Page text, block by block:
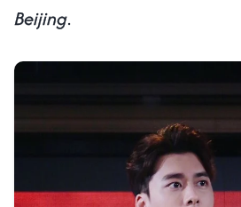
Beijing.